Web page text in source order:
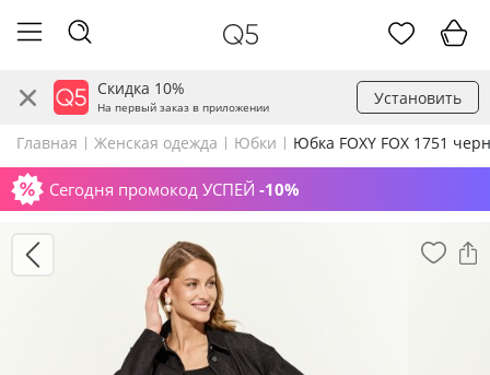
Скидка 10%
На первый заказ в приложении Установить
Главная Женская одежда Юбки Юбка FOXY FOX 1751
Сегодня промокод УСПЕЙ -10%